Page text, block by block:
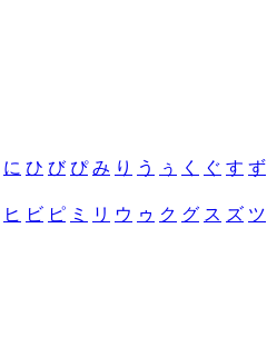
に ひ び ぴ み り う ぅ く ぐ す ず
ヒ ビ ピ ミ リ ウ ゥ ク グ ス ズ ツ